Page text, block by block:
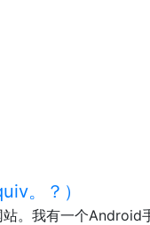
。？）
。我有一个Android